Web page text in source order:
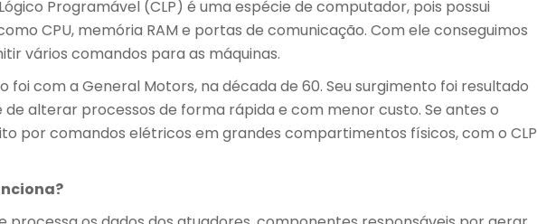
Programável (CLP) é uma espécie de computador, pois possui
CPU, memória RAM e portas de comunicação. Com ele conseguimos
vários comandos para as máquinas.
foi com a General Motors, na década de 60. Seu surgimento foi resultado
de alterar processos de forma rápida e com menor custo. Se antes o
por comandos elétricos em grandes compartimentos físicos, com o CLP